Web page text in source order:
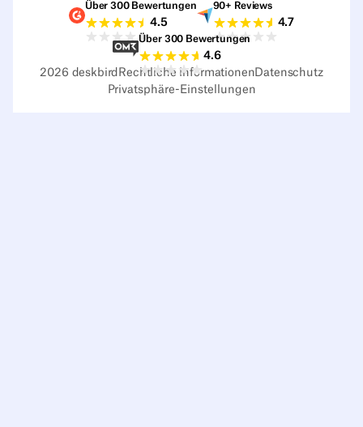
G2-Bewertungen
Über 300 Bewertungen
4.5
Capterra-
90+ Reviews
4.7
Sourceforge-Bewertungen
Über 300 Bewertungen
4.6
2026 deskbird Rechtliche Informationen Datenschutz
Privatsphäre-Einstellungen